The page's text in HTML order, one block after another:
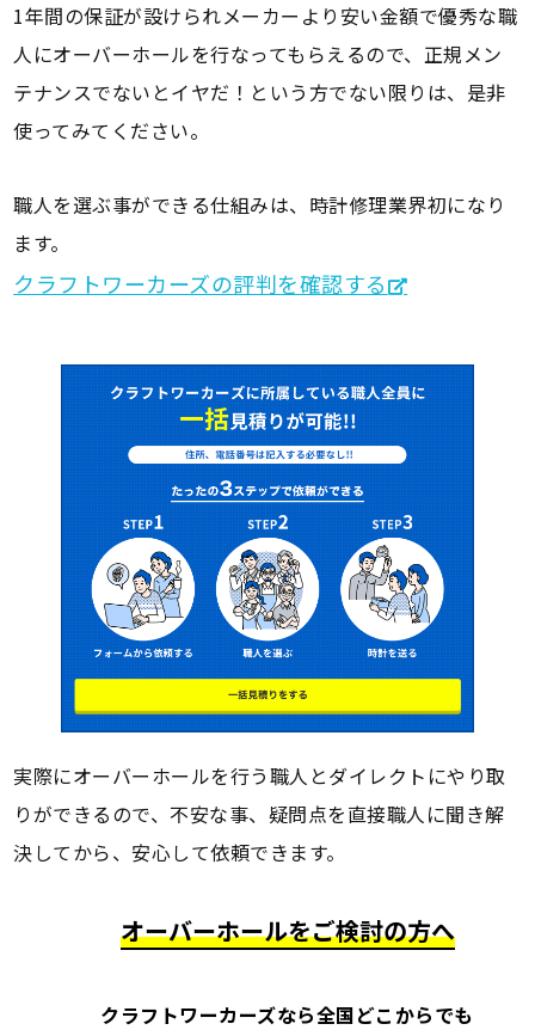
1年間の保証が設けられメーカーより安い金額で優秀な職
人にオーバーホールを行なってもらえるので、正規メン
テナンスでないとイヤだ！という方でない限りは、是非
使ってみてください。
職人を選ぶ事ができる仕組みは、時計修理業界初になり
ます。
クラフトワーカーズの評判を確認する
実際にオーバーホールを行う職人とダイレクトにやり取
りができるので、不安な事、疑問点を直接職人に聞き解
決してから、安心して依頼できます。
オーバーホールをご検討の方へ
クラフトワーカーズなら全国どこからでも